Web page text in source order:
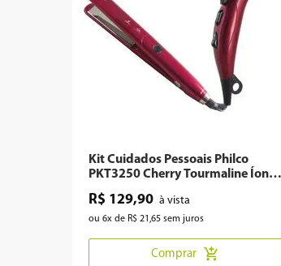
Kit Cuidados Pessoais Philco
PKT3250 Cherry Tourmaline Íon -
R$ 129,90
ou 6x de R$ 21 ,65sem juros
Comprar